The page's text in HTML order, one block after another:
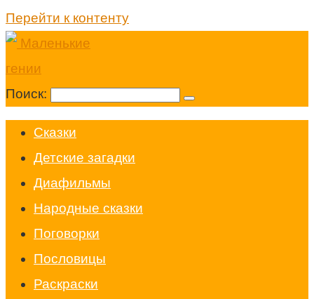
Перейти к контенту
Поиск:
Cказки
Детские загадки
Диафильмы
Народные сказки
Поговорки
Пословицы
Раскраски